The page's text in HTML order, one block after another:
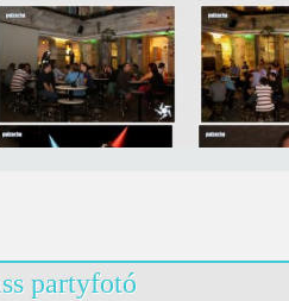
partyfotó